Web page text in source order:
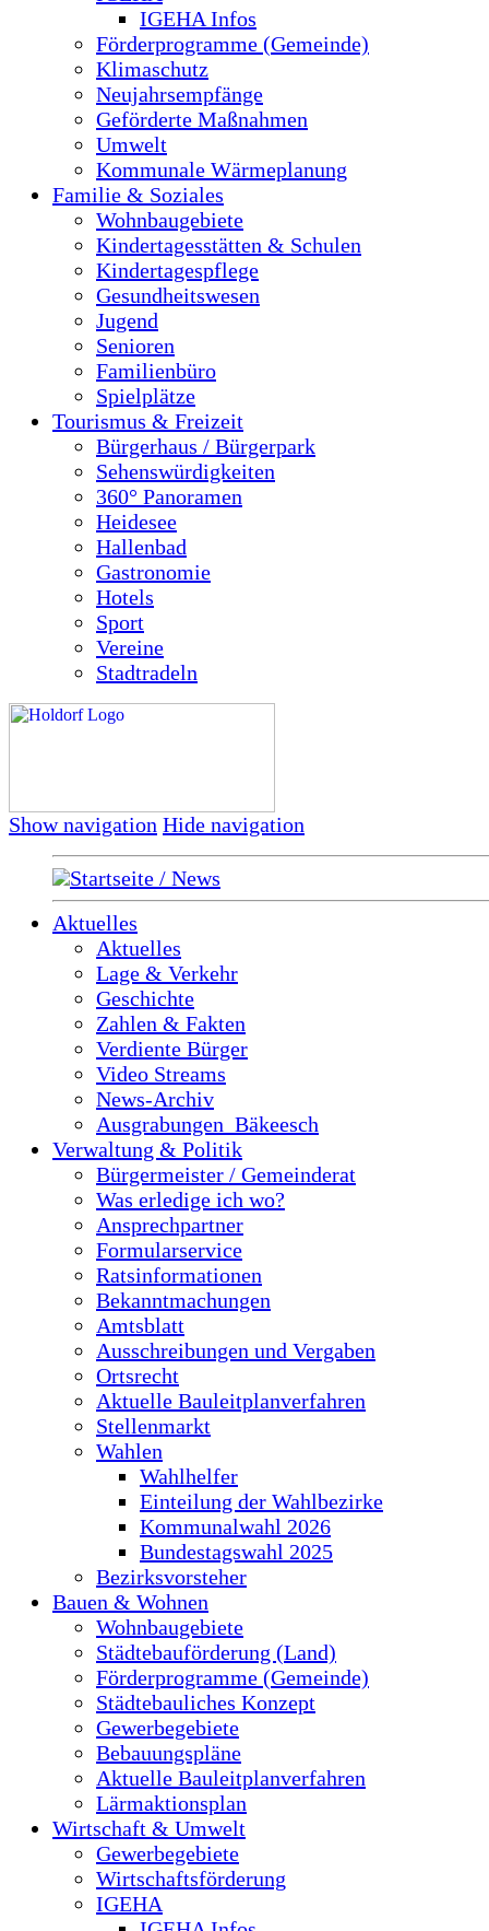
IGEHA Infos
Förderprogramme (Gemeinde)
Klimaschutz
Neujahrsempfänge
Geförderte Maßnahmen
Umwelt
Kommunale Wärmeplanung
Familie & Soziales
Wohnbaugebiete
Kindertagesstätten & Schulen
Kindertagespflege
Gesundheitswesen
Jugend
Senioren
Familienbüro
Spielplätze
Tourismus & Freizeit
Bürgerhaus / Bürgerpark
Sehenswürdigkeiten
360° Panoramen
Heidesee
Hallenbad
Gastronomie
Hotels
Sport
Vereine
Stadtradeln
Show navigation Hide navigation
Startseite / News
Aktuelles
Aktuelles
Lage & Verkehr
Geschichte
Zahlen & Fakten
Verdiente Bürger
Video Streams
News-Archiv
Ausgrabungen_Bäkeesch
Verwaltung & Politik
Bürgermeister / Gemeinderat
Was erledige ich wo?
Ansprechpartner
Formularservice
Ratsinformationen
Bekanntmachungen
Amtsblatt
Ausschreibungen und Vergaben
Ortsrecht
Aktuelle Bauleitplanverfahren
Stellenmarkt
Wahlen
Wahlhelfer
Einteilung der Wahlbezirke
Kommunalwahl 2026
Bundestagswahl 2025
Bezirksvorsteher
Bauen & Wohnen
Wohnbaugebiete
Städtebauförderung (Land)
Förderprogramme (Gemeinde)
Städtebauliches Konzept
Gewerbegebiete
Bebauungspläne
Aktuelle Bauleitplanverfahren
Lärmaktionsplan
Wirtschaft & Umwelt
Gewerbegebiete
Wirtschaftsförderung
IGEHA